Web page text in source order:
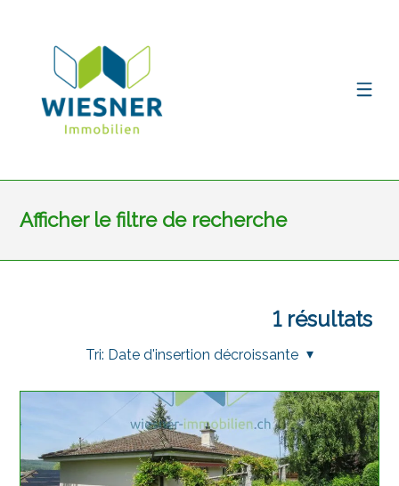
Afficher le filtre de recherche
1résultats
Tri: Date d'insertion décroissante